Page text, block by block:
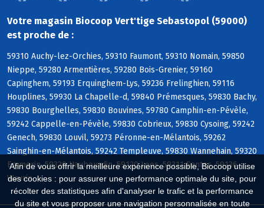
Afin de vous offrir la meilleure expérience possible, Biocoop utilise
des cookies : pour assurer une performance optimale du site, pour
récolter des statistiques afin d'analyser le trafic et la performance
du site et vous proposer une navigation personnalisée en toute
Votre magasin Biocoop Vert'tige Sebastopol (59000)
est proche de :
59310 Auchy-lez-Orchies, 59310 Faumont, 59310 Nomain, 59850
Nieppe, 59280 Armentières, 59280 Bois-Grenier, 59160
Capinghem, 59193 Erquinghem-Lys, 59236 Frelinghien, 59116
Houplines, 59930 La Chapelle-d, 59840 Prémesques, 59830 Bachy,
59830 Bourghelles, 59830 Bouvines, 59780 Camphin-en-Pévèle,
59242 Cappelle-en-Pévèle, 59830 Cobrieux, 59830 Cysoing, 59242
Genech, 59830 Louvil, 59273 Péronne-en-Mélantois, 59262
Sainghin-en-Mélantois, 59242 Templeuve, 59830 Wannehain, 59320
Emmerin, 59320 Haubourdin, 59120 Loos, 59211 Santes, 59136
Wavrin